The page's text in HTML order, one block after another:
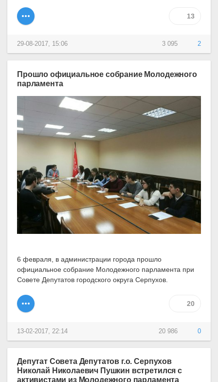
13
3 095 2
29-08-2017, 15:06
Прошло официальное собрание Молодежного
парламента
6 февраля, в администрации города прошло
официальное собрание Молодежного парламента при
Совете Депутатов городского округа Серпухов.
20
20 986 0
13-02-2017, 22:14
Депутат Совета Депутатов г.о. Серпухов
Николай Николаевич Пушкин встретился с
активистами из Молодежного парламента